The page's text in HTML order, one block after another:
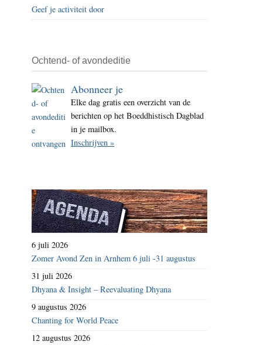
Geef je activiteit door
Ochtend- of avondeditie
Abonneer je
Elke dag gratis een overzicht van de
berichten op het Boeddhistisch Dagblad
in je mailbox.
Inschrijven »
6 juli 2026
Zomer Avond Zen in Arnhem 6 juli -31 augustus
31 juli 2026
Dhyana & Insight – Reevaluating Dhyana
9 augustus 2026
Chanting for World Peace
12 augustus 2026